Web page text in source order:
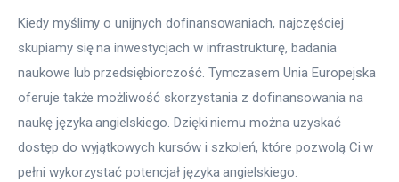
Lifestyle
Kiedy myślimy o unijnych dofinansowaniach, najczęściej
skupiamy się na inwestycjach w infrastrukturę, badania
naukowe lub przedsiębiorczość. Tymczasem Unia Europejska
oferuje także możliwość skorzystania z dofinansowania na
naukę języka angielskiego. Dzięki niemu można uzyskać
dostęp do wyjątkowych kursów i szkoleń, które pozwolą Ci w
pełni wykorzystać potencjał języka angielskiego.